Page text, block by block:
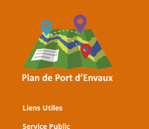
Liens Utiles
Service Public